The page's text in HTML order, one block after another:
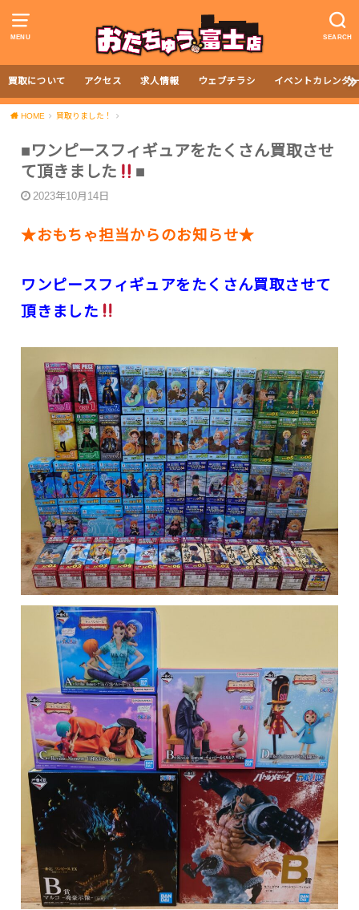
MENU SEARCH
買取について アクセス 求人情報 ウェブチラシ イベントカレンダ
HOME 買取りました！
■ワンピースフィギュアをたくさん買取させ
て頂きました
■
2023年10月14日
★おもちゃ担当からのお知らせ★
ワンピースフィギュアをたくさん買取させて
頂きました